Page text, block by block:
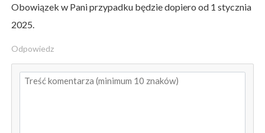
Obowiązek w Pani przypadku będzie dopiero od 1 stycznia
2025.
Odpowiedz